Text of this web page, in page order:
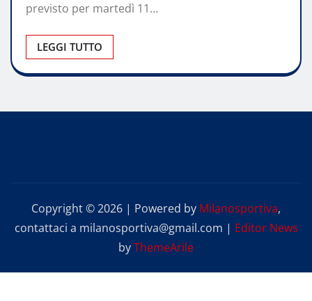
previsto per martedì 11…
LEGGI TUTTO
Copyright © 2026 | Powered by Milanosportiva,
contattaci a milanosportiva@gmail.com | Editor News
byThemeArile